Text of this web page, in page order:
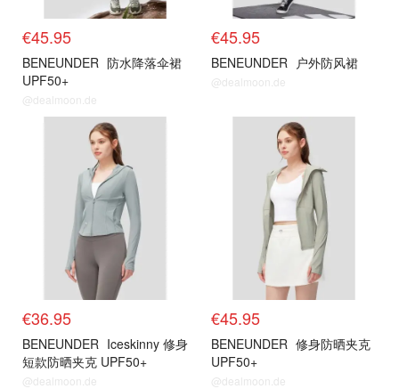
€45.95
BENEUNDER 防水降落伞裙
UPF50+
@dealmoon.de
€45.95
BENEUNDER 户外防风裙
@dealmoon.de
€36.95
BENEUNDER Iceskinny 修身
短款防晒夹克 UPF50+
@dealmoon.de
€45.95
BENEUNDER 修身防晒夹克
UPF50+
@dealmoon.de